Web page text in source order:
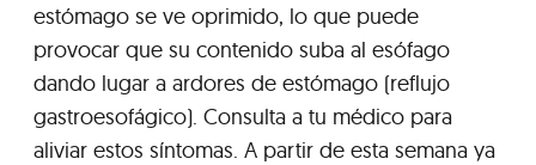
estómago se ve oprimido, lo que puede
provocar que su contenido suba al esófago
dando lugar a ardores de estómago (reflujo
gastroesofágico). Consulta a tu médico para
aliviar estos síntomas. A partir de esta semana ya